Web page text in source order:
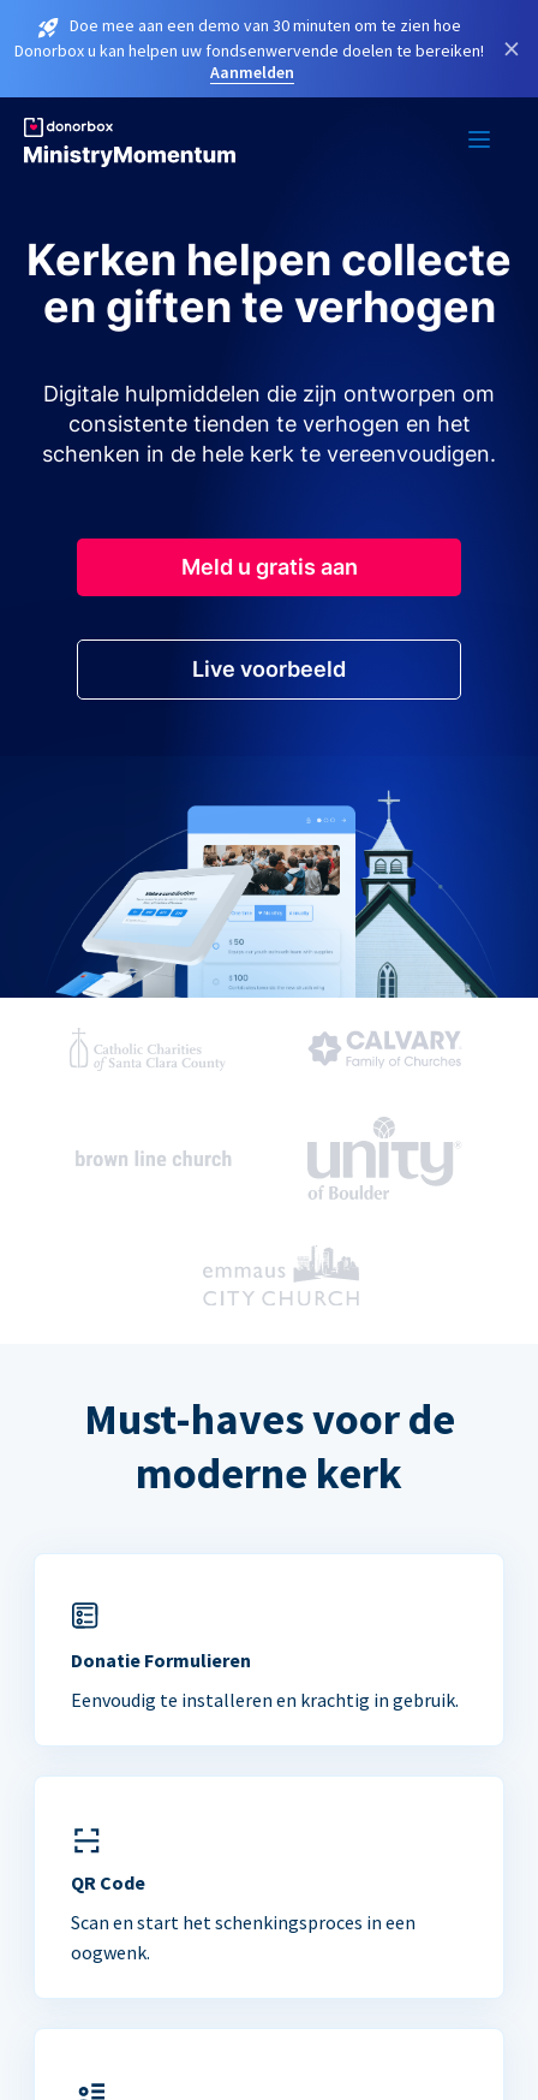
Doe mee aan een demo van 30 minuten om te zien hoe
Donorbox u kan helpen uw fondsenwervende doelen te bereiken!
Aanmelden
×
Kerken helpen collecte
en giften te verhogen
Digitale hulpmiddelen die zijn ontworpen om
consistente tienden te verhogen en het
schenken in de hele kerk te vereenvoudigen.
Meld u gratis aan
Live voorbeeld
Must-haves voor de
moderne kerk
Donatie Formulieren
Eenvoudig te installeren en krachtig in gebruik.
QR Code
Scan en start het schenkingsproces in een
oogwenk.